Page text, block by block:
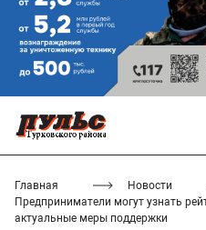
Главная
Новости
Предприниматели могут узнать
актуальные меры поддержки